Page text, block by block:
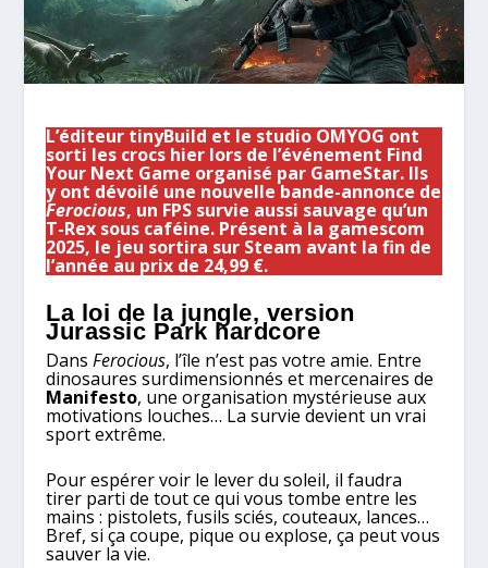
L’éditeur tinyBuild et le studio OMYOG ont
sorti les crocs hier lors de l’événement Find
Your Next Game organisé par GameStar. Ils
y ont dévoilé une nouvelle bande-annonce de
Ferocious, un FPS survie aussi sauvage qu’un
T-Rex sous caféine. Présent à la gamescom
2025, le jeu sortira sur Steam avant la fin de
l’année au prix de 24,99 €.
La loi de la jungle, version
Jurassic Park hardcore
DansFerocious, l’île n’est pas votre amie. Entre
dinosaures surdimensionnés et mercenaires de
Manifesto, une organisation mystérieuse aux
motivations louches… La survie devient un vrai
sport extrême.
Pour espérer voir le lever du soleil, il faudra
tirer parti de tout ce qui vous tombe entre les
mains : pistolets, fusils sciés, couteaux, lances…
Bref, si ça coupe, pique ou explose, ça peut vous
sauver la vie.